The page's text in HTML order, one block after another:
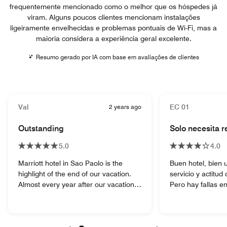
frequentemente mencionado como o melhor que os hóspedes já
viram. Alguns poucos clientes mencionam instalações
ligeiramente envelhecidas e problemas pontuais de Wi-Fi, mas a
maioria considera a experiência geral excelente.
Resumo gerado por IA com base em avaliações de clientes
Val 2 years ago
Outstanding
5.0
Marriott hotel in Sao Paolo is the
highlight of the end of our vacation.
Almost every year after our vacation
EC 01
Solo necesita
4.0
Buen hotel, bien
servicio y actitud
Pero hay fallas